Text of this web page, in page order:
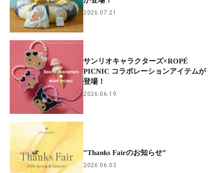
2026.07.21
サンリオキャラクターズ×ROPÉ
PICNIC コラボレーションアイテムが
登場！
2026.06.19
”Thanks Fairのお知らせ”
2026.06.03